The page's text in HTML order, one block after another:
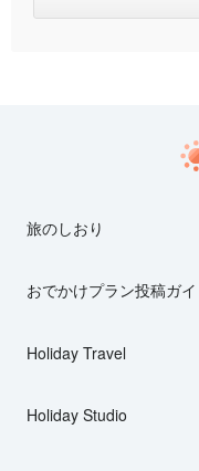
旅のしおり
おでかけプラン投稿ガ
Holiday Travel
Holiday Studio